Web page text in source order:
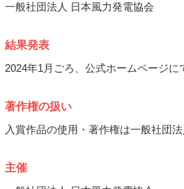
一般社団法人 日本風力発電協会
結果発表
2024年1月ごろ、公式ホームページに
著作権の扱い
入賞作品の使用・著作権は一般社団
主催